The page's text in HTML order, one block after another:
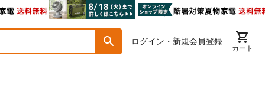
ログイン・新規会員登録
カート